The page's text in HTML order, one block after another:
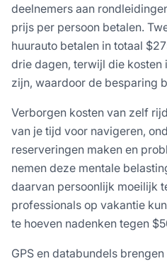
deelnemers aan
prijs per persoon betalen.
huurauto betalen in totaal
drie dagen, terwijl die
zijn, waardoor de besparing
Verborgen kosten van zelf
van je tijd voor navigeren,
reserveringen maken en
nemen deze mentale
daarvan persoonlijk moeilijk
professionals op vakantie
te hoeven nadenken tegen
GPS en databundels